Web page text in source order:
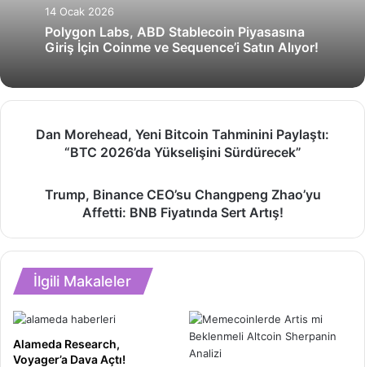
14 Ocak 2026
Polygon Labs, ABD Stablecoin Piyasasına
Giriş İçin Coinme ve Sequence’i Satın Alıyor!
Morehead,
Tahminini
Sürdürecek”
Dan Morehead, Yeni Bitcoin Tahminini Paylaştı:
“BTC 2026’da Yükselişini Sürdürecek”
Binance
Changpeng
Zhao’yu
Affetti:
BNB
Sert
Artış!
Trump, Binance CEO’su Changpeng Zhao’yu
Affetti: BNB Fiyatında Sert Artış!
İlgili Makaleler
Alameda Research,
Voyager’a Dava Açtı!